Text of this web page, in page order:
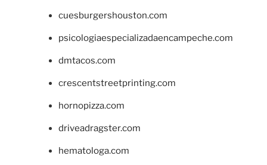
cuesburgershouston.com
psicologiaespecializadaencampeche.com
dmtacos.com
crescentstreetprinting.com
hornopizza.com
driveadragster.com
hematologa.com